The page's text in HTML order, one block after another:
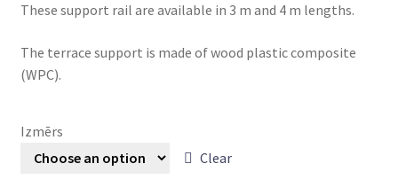
These support rail are available in 3 m and 4 m lengths.
The terrace support is made of wood plastic composite
(WPC).
Izmērs
Clear